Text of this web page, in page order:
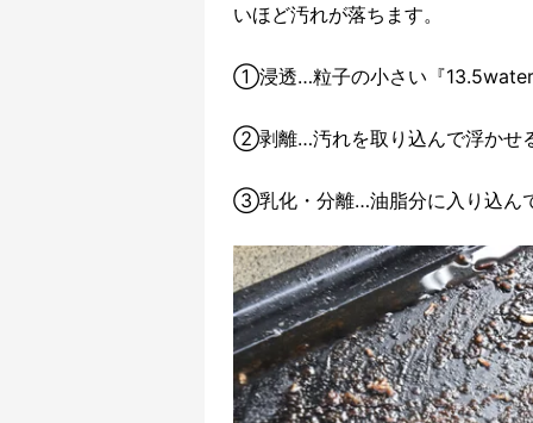
いほど汚れが落ちます。
①浸透…粒子の小さい『13.5water
②剥離…汚れを取り込んで浮かせ
③乳化・分離…油脂分に入り込ん